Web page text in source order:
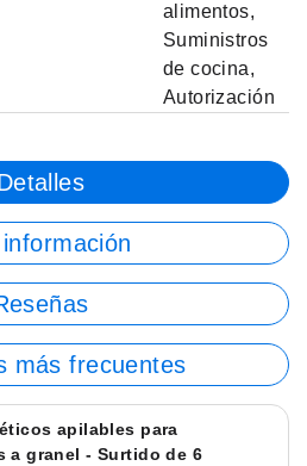
alimentos,
Suministros
de cocina,
Autorización
más frecuentes
apilables para
a granel - Surtido de 6